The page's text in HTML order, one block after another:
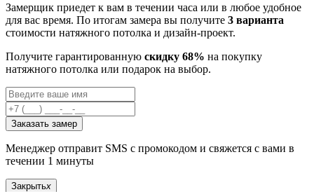
Замерщик приедет к вам в течении часа или в любое удобное
для вас время. По итогам замера вы получите 3 варианта
стоимости натяжного потолка и дизайн-проект.
Получите гарантированную скидку 68% на покупку
натяжного потолка или подарок на выбор.
Заказать замер
Менеджер отправит SMS с промокодом и свяжется с вами в
течении 1 минуты
Закрытьx